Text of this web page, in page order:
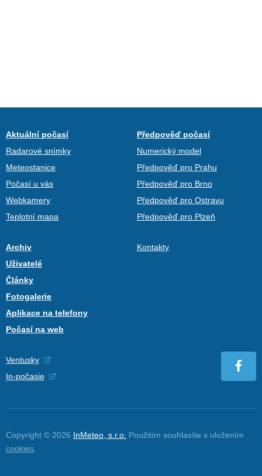
Aktuální počasí
Radarové snímky
Meteostanice
Počasí u vás
Webkamery
Teplotní mapa
Předpověď počasí
Numerický model
Předpověď pro Prahu
Předpověď pro Brno
Předpověď pro Ostravu
Předpověď pro Plzeň
Archiv
Uživatelé
Články
Fotogalerie
Aplikace na telefony
Počasí na web
Kontakty
Ventusky
In-počasie
Copyright © 2026 InMeteo, s.r.o. Použitím souhlasíte s uložením
cookies